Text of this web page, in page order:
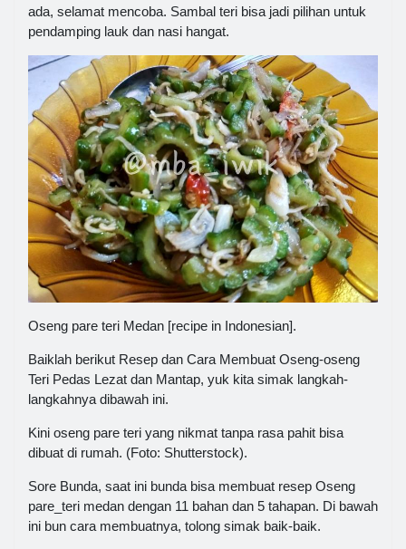
ada, selamat mencoba. Sambal teri bisa jadi pilihan untuk
pendamping lauk dan nasi hangat.
Oseng pare teri Medan [recipe in Indonesian].
Baiklah berikut Resep dan Cara Membuat Oseng-oseng
Teri Pedas Lezat dan Mantap, yuk kita simak langkah-
langkahnya dibawah ini.
Kini oseng pare teri yang nikmat tanpa rasa pahit bisa
dibuat di rumah. (Foto: Shutterstock).
Sore Bunda, saat ini bunda bisa membuat resep Oseng
pare_teri medan dengan 11 bahan dan 5 tahapan. Di bawah
ini bun cara membuatnya, tolong simak baik-baik.